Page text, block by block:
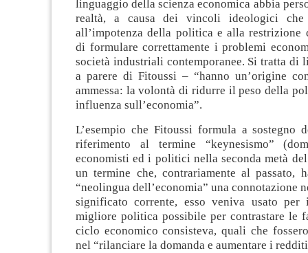
linguaggio della scienza economica abbia
realtà, a causa dei vincoli ideologici che
all’impotenza della politica e alla restrizione
di formulare correttamente i problemi
società industriali contemporanee. Si tratta di
a parere di Fitoussi – “hanno un’origine
ammessa: la volontà di ridurre il peso della
influenza sull’economia”.
L’esempio che Fitoussi formula a sostegno
riferimento al termine “keynesismo”
economisti ed i politici nella seconda metà
un termine che, contrariamente al passato,
“neolingua dell’economia” una connotazione
significato corrente, esso veniva usato per
migliore politica possibile per contrastare le
ciclo economico consisteva, quali che
nel “rilanciare la domanda e aumentare i